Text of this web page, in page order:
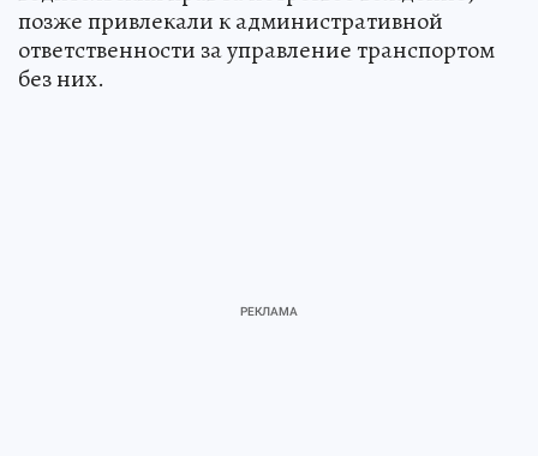
позже привлекали к административной
ответственности за управление транспортом
без них.